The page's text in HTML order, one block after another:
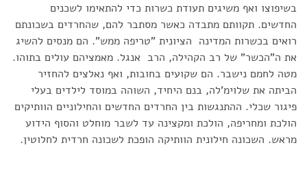
בשיפוצו ואף משיגים תעודת כשרות כדי להתאימו לשכנים
החדשים. תקוותם מתבדה כאשר מסתבר להם, שהחרדים בשכונתם
רואים בכשרות המדינה הציונית "טריפה ממש". הם מנסים להשיג
את ה"הכשר" של רב הקהילה, הרב אנגל. מאמציהם עולים בתוהו.
מטה לחמם נישבר. הם שקועים בחובות, ואף נאלצים להחזיר
הביתה את שלוימ'לה, בנם היחיד, השוהה במוסד לילדים בעלי
פיגור שכלי. ההתנגשות בין החרדים החדשים והחילוניים הוותיקים
הולכת ומחריפה, הולכת ומקצינה עד לשבר מוחלט והסוף הידוע
מראש. השכונה חילונית הוותיקה הופכת לשכונה חרדית לחלוטין.